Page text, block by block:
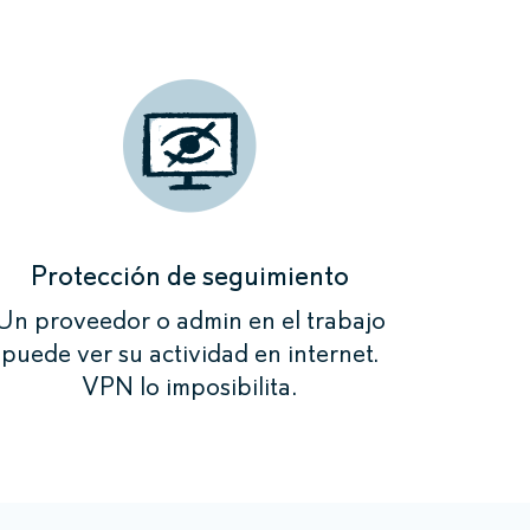
es anónima y
es anónima y
es anónima y
es anónima y
Protección de seguimiento
proveedor o admin en el trabajo
puede ver su actividad en internet.
VPN lo imposibilita.